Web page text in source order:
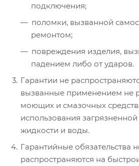
подключения;
поломки, вызванной
ремонтом;
повреждения изделия,
падением либо от ударов.
Гарантии не
вызванные применением не
моющих и смазочных
использования
жидкости и воды.
Гарантийные обязательства
распространяются на